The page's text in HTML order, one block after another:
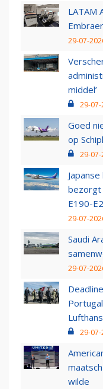
LATAM
29-07-
middel’
29-
Goed
op
29-
bezorgt
E190-E2
29-07-
Saudi
29-07-
29-07-
wilde